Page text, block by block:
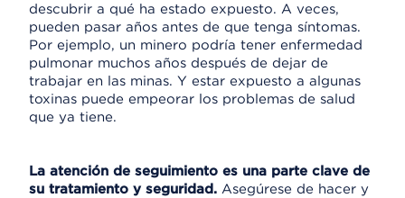
descubrir a qué ha estado expuesto. A veces,
pueden pasar años antes de que tenga síntomas.
Por ejemplo, un minero podría tener enfermedad
pulmonar muchos años después de dejar de
trabajar en las minas. Y estar expuesto a algunas
toxinas puede empeorar los problemas de salud
que ya tiene.
La atención de seguimiento es una parte clave de
su tratamiento y seguridad. Asegúrese de hacer y